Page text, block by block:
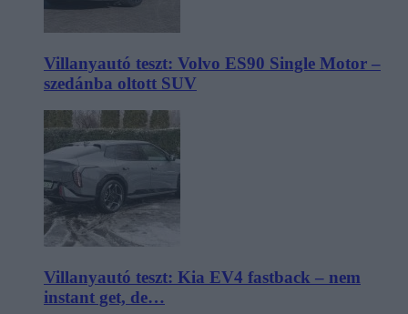
Villanyautó teszt: Volvo ES90 Single Motor –
szedánba oltott SUV
Villanyautó teszt: Kia EV4 fastback – nem
instant get, de…